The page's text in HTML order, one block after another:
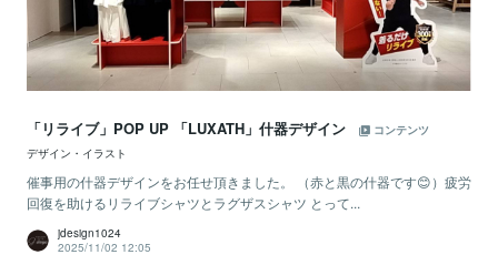
「リライブ」POP UP 「LUXATH」什器デザイン
コンテンツ
デザイン・イラスト
催事用の什器デザインをお任せ頂きました。 （赤と黒の什器です😊）疲労
回復を助けるリライブシャツとラグザスシャツ とって...
jdesign1024
2025/11/02 12:05